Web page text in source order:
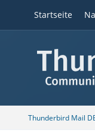
Startseite
Thunderbird Mail